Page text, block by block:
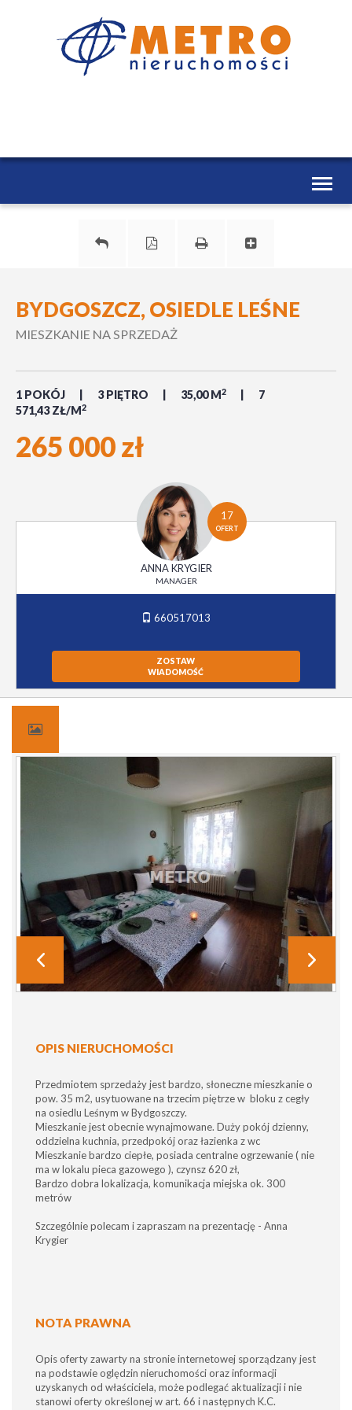
Toggle
BYDGOSZCZ, OSIEDLE LEŚNE
MIESZKANIE NA SPRZEDAŻ
1 POKÓJ 3 PIĘTRO 35,00 M2
7
571,43 ZŁ/M2
265 000 zł
17
OFERT
ANNA KRYGIER
MANAGER
660517013
ZOSTAW
WIADOMOŚĆ
OPIS NIERUCHOMOŚCI
Przedmiotem sprzedaży jest bardzo, słoneczne mieszkanie o
pow. 35 m2, usytuowane na trzecim piętrze w bloku z cegły
na osiedlu Leśnym w Bydgoszczy.
Mieszkanie jest obecnie wynajmowane. Duży pokój dzienny,
oddzielna kuchnia, przedpokój oraz łazienka z wc
Mieszkanie bardzo ciepłe, posiada centralne ogrzewanie ( nie
ma w lokalu pieca gazowego ), czynsz 620 zł,
Bardzo dobra lokalizacja, komunikacja miejska ok. 300
metrów
Szczególnie polecam i zapraszam na prezentację - Anna
Krygier
NOTA PRAWNA
Opis oferty zawarty na stronie internetowej sporządzany jest
na podstawie oględzin nieruchomości oraz informacji
uzyskanych od właściciela, może podlegać aktualizacji i nie
stanowi oferty określonej w art. 66 i następnych K.C.